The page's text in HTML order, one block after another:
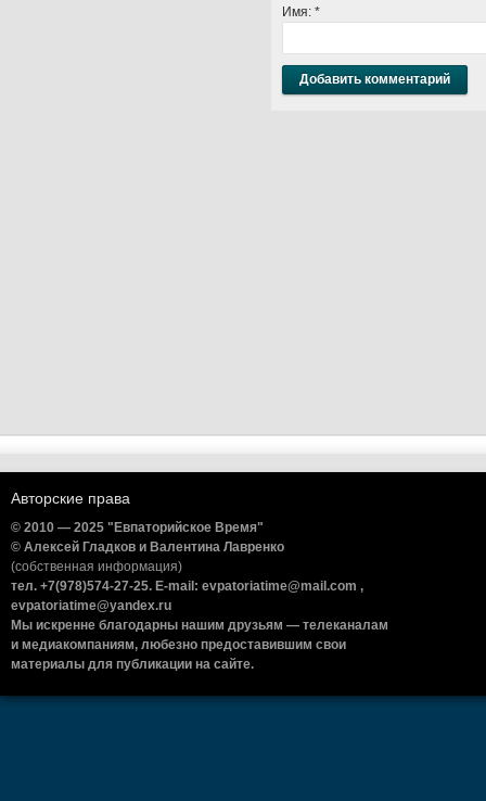
Имя: *
Авторские права
© 2010 — 2025 "Евпаторийское Время"
© Алексей Гладков и Валентина Лавренко
(собственная информация)
тел. +7(978)574-27-25. E-mail: evpatoriatime@mail.com ,
evpatoriatime@yandex.ru
Мы искренне благодарны нашим друзьям — телеканалам
и медиакомпаниям, любезно предоставившим свои
материалы для публикации на сайте.